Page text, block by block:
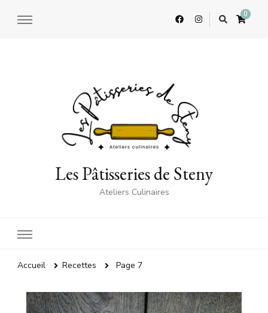
0
Les Pâtisseries de Steny
Ateliers Culinaires
Accueil Recettes Page 7